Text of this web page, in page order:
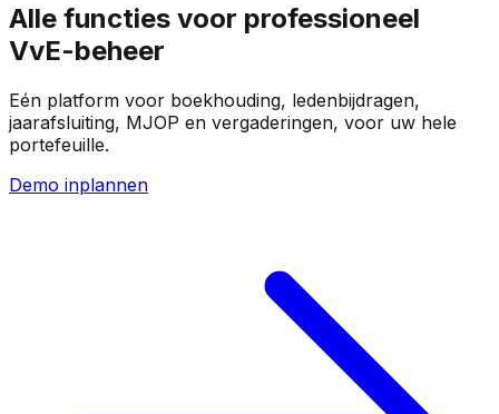
Alle functies voor professioneel
VvE-beheer
Eén platform voor boekhouding, ledenbijdragen,
jaarafsluiting, MJOP en vergaderingen, voor uw hele
portefeuille.
Demo inplannen